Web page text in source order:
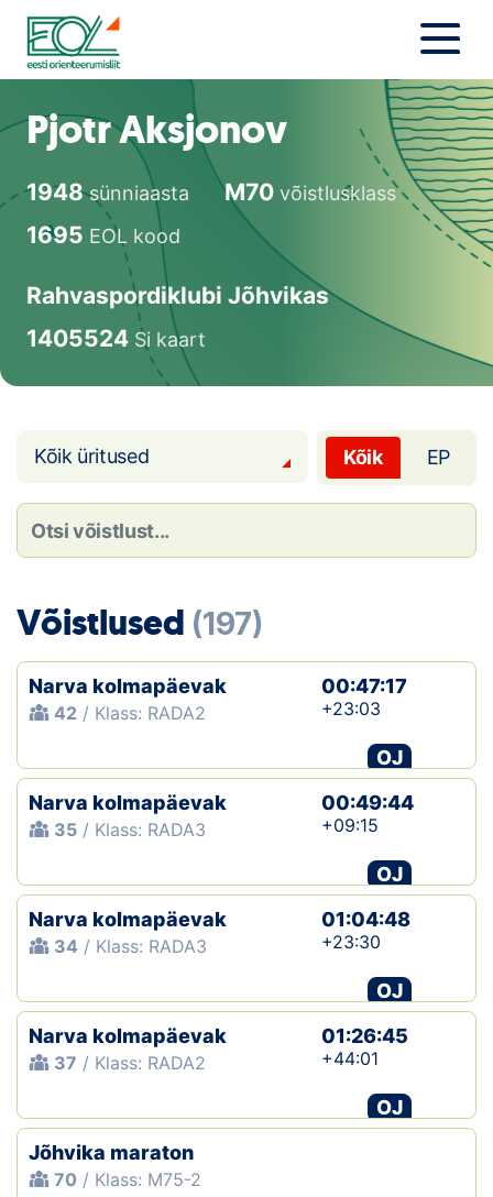
Liigu
sisu
juurde
Estonian Orienteering Federation
Uudised
Orienteerujale
Eesti Orienteerumine 100!
Toetamine
Telli litsents!
Noored
Kaardid
Koondised
Tulemused
Klubid
Suletud maastikud
Püsirajad
Ajalugu
Pjotr Aksjonov
1948sünniaasta M70 võistlusklass
1695 EOL kood
Rahvaspordiklubi Jõhvikas
1405524 Si kaart
Kõik üritused Kõik EP
Võistlused (197)
Narva kolmapäevak
42 / Klass: RADA2
00:47:17
+23:03
OJ
Narva kolmapäevak
35 / Klass: RADA3
00:49:44
+09:15
OJ
Narva kolmapäevak
34 / Klass: RADA3
01:04:48
+23:30
OJ
Narva kolmapäevak
37 / Klass: RADA2
01:26:45
+44:01
OJ
Jõhvika maraton
70 / Klass: M75-2